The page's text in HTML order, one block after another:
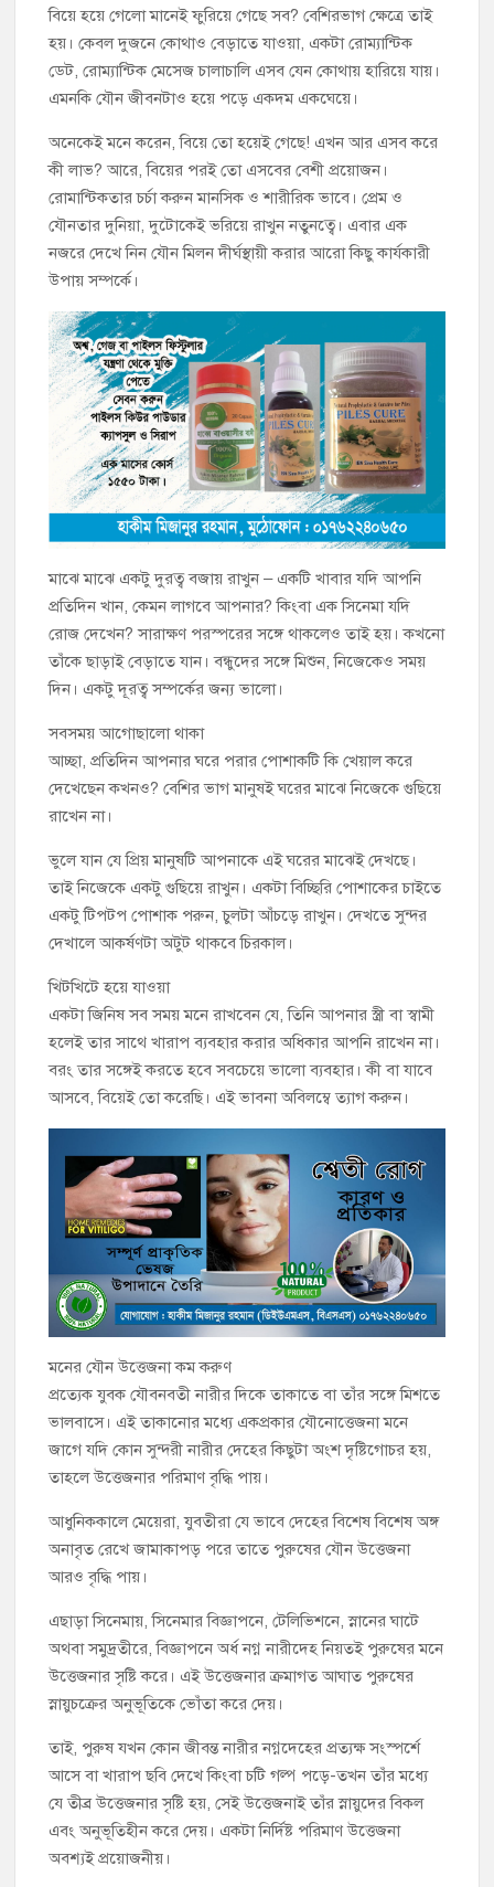
বিয়ে হয়ে গেলো মানেই ফুরিয়ে গেছে সব? বেশিরভাগ ক্ষেত্রে তাই
হয়। কেবল দুজনে কোথাও বেড়াতে যাওয়া, একটা রোম্যান্টিক
ডেট, রোম্যান্টিক মেসেজ চালাচালি এসব যেন কোথায় হারিয়ে যায়।
এমনকি যৌন জীবনটাও হয়ে পড়ে একদম একঘেয়ে।
অনেকেই মনে করেন, বিয়ে তো হয়েই গেছে! এখন আর এসব করে
কী লাভ? আরে, বিয়ের পরই তো এসবের বেশী প্রয়োজন।
রোমান্টিকতার চর্চা করুন মানসিক ও শারীরিক ভাবে। প্রেম ও
যৌনতার দুনিয়া, দুটোকেই ভরিয়ে রাখুন নতুনত্বে। এবার এক
নজরে দেখে নিন যৌন মিলন দীর্ঘস্থায়ী করার আরো কিছু কার্যকারী
উপায় সম্পর্কে।
মাঝে মাঝে একটু দুরত্ব বজায় রাখুন – একটি খাবার যদি আপনি
প্রতিদিন খান, কেমন লাগবে আপনার? কিংবা এক সিনেমা যদি
রোজ দেখেন? সারাক্ষণ পরস্পরের সঙ্গে থাকলেও তাই হয়। কখনো
তাঁকে ছাড়াই বেড়াতে যান। বন্ধুদের সঙ্গে মিশুন, নিজেকেও সময়
দিন। একটু দূরত্ব সম্পর্কের জন্য ভালো।
সবসময় আগোছালো থাকা
আচ্ছা, প্রতিদিন আপনার ঘরে পরার পোশাকটি কি খেয়াল করে
দেখেছেন কখনও? বেশির ভাগ মানুষই ঘরের মাঝে নিজেকে গুছিয়ে
রাখেন না।
ভুলে যান যে প্রিয় মানুষটি আপনাকে এই ঘরের মাঝেই দেখছে।
তাই নিজেকে একটু গুছিয়ে রাখুন। একটা বিচ্ছিরি পোশাকের চাইতে
একটু টিপটপ পোশাক পরুন, চুলটা আঁচড়ে রাখুন। দেখতে সুন্দর
দেখালে আকর্ষণটা অটুট থাকবে চিরকাল।
খিটখিটে হয়ে যাওয়া
একটা জিনিষ সব সময় মনে রাখবেন যে, তিনি আপনার স্ত্রী বা স্বামী
হলেই তার সাথে খারাপ ব্যবহার করার অধিকার আপনি রাখেন না।
বরং তার সঙ্গেই করতে হবে সবচেয়ে ভালো ব্যবহার। কী বা যাবে
আসবে, বিয়েই তো করেছি। এই ভাবনা অবিলম্বে ত্যাগ করুন।
মনের যৌন উত্তেজনা কম করুণ
প্রত্যেক যুবক যৌবনবতী নারীর দিকে তাকাতে বা তাঁর সঙ্গে মিশতে
ভালবাসে। এই তাকানোর মধ্যে একপ্রকার যৌনোত্তেজনা মনে
জাগে যদি কোন সুন্দরী নারীর দেহের কিছুটা অংশ দৃষ্টিগোচর হয়,
তাহলে উত্তেজনার পরিমাণ বৃদ্ধি পায়।
আধুনিককালে মেয়েরা, যুবতীরা যে ভাবে দেহের বিশেষ বিশেষ অঙ্গ
অনাবৃত রেখে জামাকাপড় পরে তাতে পুরুষের যৌন উত্তেজনা
আরও বৃদ্ধি পায়।
এছাড়া সিনেমায়, সিনেমার বিজ্ঞাপনে, টেলিভিশনে, স্নানের ঘাটে
অথবা সমুদ্রতীরে, বিজ্ঞাপনে অর্ধ নগ্ন নারীদেহ নিয়তই পুরুষের মনে
উত্তেজনার সৃষ্টি করে। এই উত্তেজনার ক্রমাগত আঘাত পুরুষের
স্নায়ুচক্রের অনুভূতিকে ভোঁতা করে দেয়।
তাই, পুরুষ যখন কোন জীবন্ত নারীর নগ্নদেহের প্রত্যক্ষ সংস্পর্শে
আসে বা খারাপ ছবি দেখে কিংবা চটি গল্প পড়ে-তখন তাঁর মধ্যে
যে তীব্র উত্তেজনার সৃষ্টি হয়, সেই উত্তেজনাই তাঁর স্নায়ুদের বিকল
এবং অনুভূতিহীন করে দেয়। একটা নির্দিষ্ট পরিমাণ উত্তেজনা
অবশ্যই প্রয়োজনীয়।